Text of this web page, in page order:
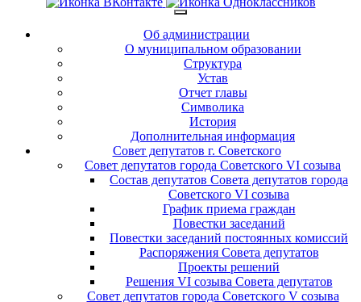
Об администрации
О муниципальном образовании
Структура
Устав
Отчет главы
Символика
История
Дополнительная информация
Совет депутатов г. Советского
Совет депутатов города Советского VI созыва
Состав депутатов Совета депутатов города
Советского VI созыва
График приема граждан
Повестки заседаний
Повестки заседаний постоянных комиссий
Распоряжения Совета депутатов
Проекты решений
Решения VI созыва Совета депутатов
Совет депутатов города Советского V созыва